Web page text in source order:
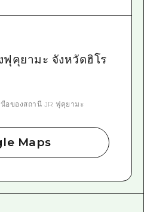
ฟุคุยามะ จังหวัดฮิโร
อของสถานี JR ฟุคุยามะ
Maps